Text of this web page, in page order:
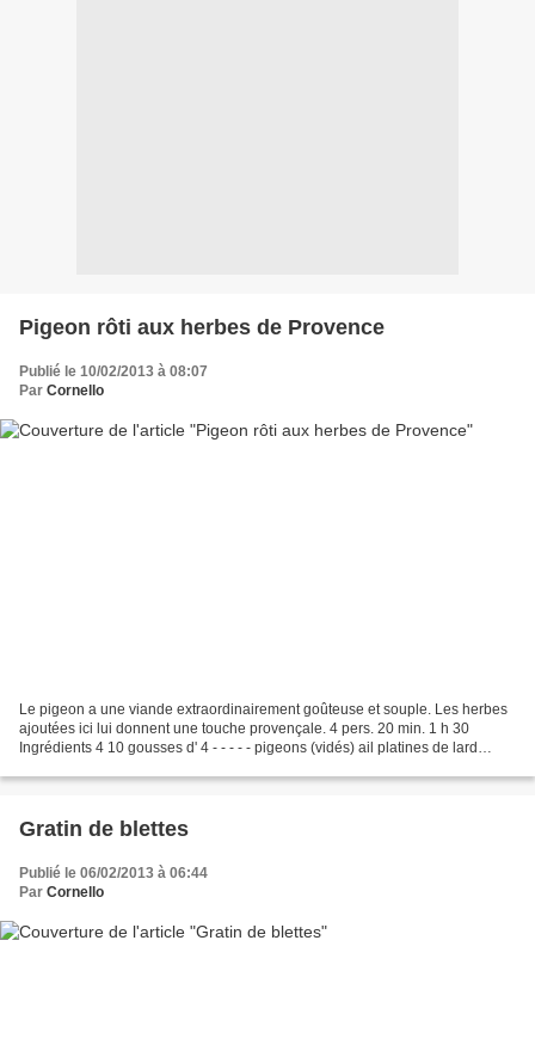
Pigeon rôti aux herbes de Provence
Publié le 10/02/2013 à 08:07
Par Cornello
Le pigeon a une viande extraordinairement goûteuse et souple. Les herbes
ajoutées ici lui donnent une touche provençale. 4 pers. 20 min. 1 h 30
Ingrédients 4 10 gousses d' 4 - - - - - pigeons (vidés) ail platines de lard
Gratin de blettes
Publié le 06/02/2013 à 06:44
Par Cornello